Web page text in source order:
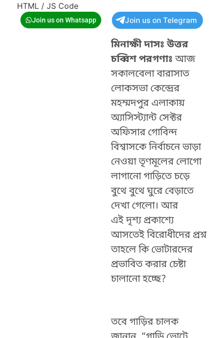
HTML / JS Code
Join us on Whatsapp Join us on Telegram
মিনাক্ষী দাসঃ উত্তর
চব্বিশ পরগণাঃআজ
সকালবেলা বারাসাত
লোকসভা কেন্দ্রের
মহম্মদপুর এলাকায়
অ্যাসিস্ট্যান্ট সেক্টর
অফিসার গোবিন্দ
বিশ্বাসকে নির্বাচনে ভাড়া
নেওয়া তৃণমূলের লোগো
লাগানো গাড়িতে চড়ে
বুথে বুথে ঘুরে বেড়াতে
দেখা গেলো। আর
এই দৃশ্য প্রকাশ্যে
আসতেই বিরোধীদের প্রশ্ন
তাহলে কি ভোটারদের
প্রভাবিত করার চেষ্টা
চালানো হচ্ছে?
তবে গাড়ির চালক